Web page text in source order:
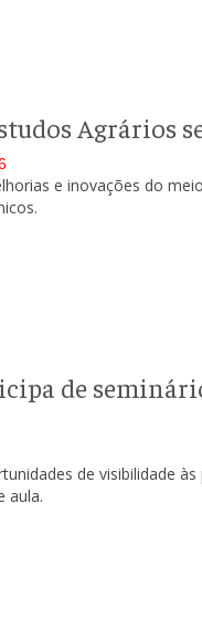
Agrários
e inovações do
de
de visibilidade
aula.